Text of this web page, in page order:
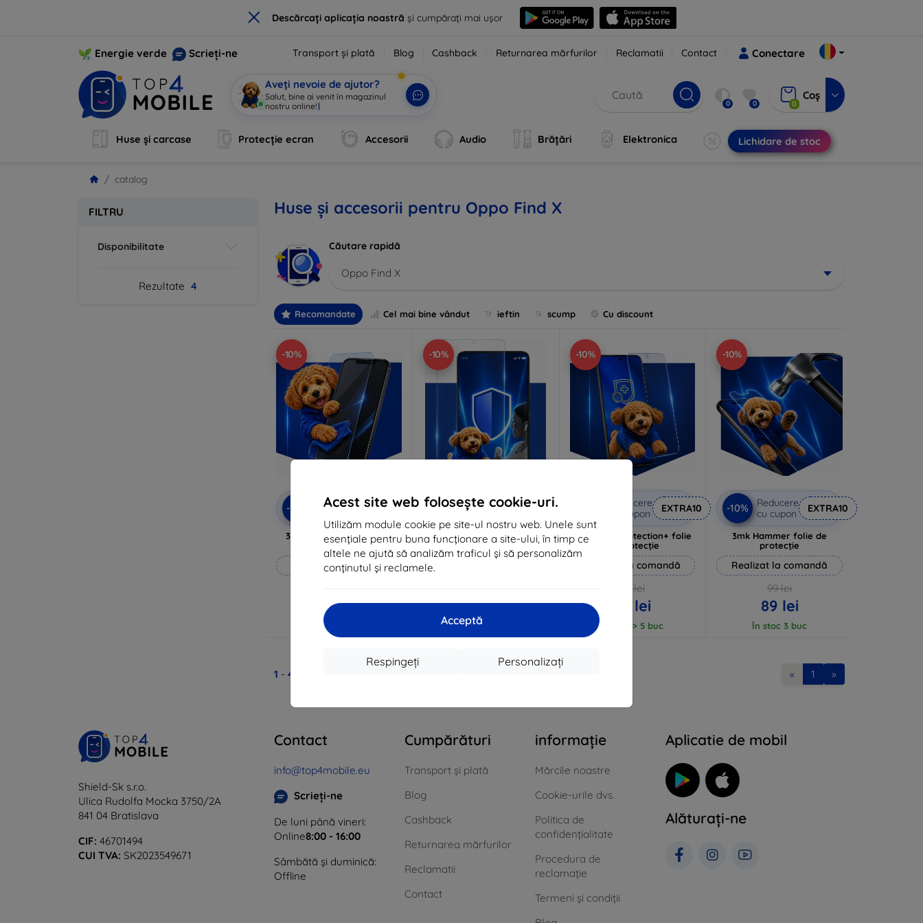
× Descărcați aplicația noastră și cumpărați mai ușor
Acest site web folosește cookie-uri.
Utilizăm module cookie pe site-ul nostru web. Unele sunt
esențiale pentru buna funcționare a site-ului, în timp ce
altele ne ajută să analizăm traficul și să personalizăm
conținutul și reclamele.
Acceptă
Personalizați
Respingeți
Energie verde Scrieți-ne Transport și plată Blog Cashback Returnarea mărfurilor Reclamatii Contact Conectare
Aveți nevoie de ajutor?
Salut, bine ai venit în magazinul
nostru online!| 0 0 0
Coș
Huse și carcase Protecție ecran Accesorii Audio Brățări Elektronica Lichidare de stoc
catalog
FILTRU
Disponibilitate
Rezultate 4
Huse și accesorii pentru Oppo Find X
Căutare rapidă
Oppo Find X
Recomandate Cel mai bine vândut ieftin scump Cu discount
-10%
-10%
Reducere
EXTRA10
3mk Anti-Shock sticlă de
protecție
Realizat la comandă
76 lei
În stoc > 5 buc
-10%
-10%
Reducere
cu cupon
EXTRA10
3mk Pure Matt Sticlă de
protecție
57 lei
În stoc > 5 buc
-10%
Reducere
cu cupon
EXTRA10
3mk Silverprotection+ folie
de protecție
Realizat la comandă
94 lei
85 lei
În stoc > 5 buc
-10%
-10%
Reducere
cu cupon
EXTRA10
3mk Hammer folie de
protecție
Realizat la comandă
99 lei
89 lei
În stoc 3 buc
1 - 4 « 1 »
Shield-Sk s.r.o.
Ulica Rudolfa Mocka 3750/2A
841 04 Bratislava
CIF: 46701494
CUI TVA: SK2023549671
Contact
info@top4mobile.eu
Scrieți-ne
De luni până vineri:
Online8:00 - 16:00
Sâmbătă și duminică:
Offline
Cumpărături
Transport și plată
Blog
Cashback
Returnarea mărfurilor
Reclamatii
Contact
informație
Mărcile noastre
Cookie-urile dvs.
Politica de
confidențialitate
Procedura de
reclamație
Termeni și condiții
Aplicatie de mobil
Alăturați-ne